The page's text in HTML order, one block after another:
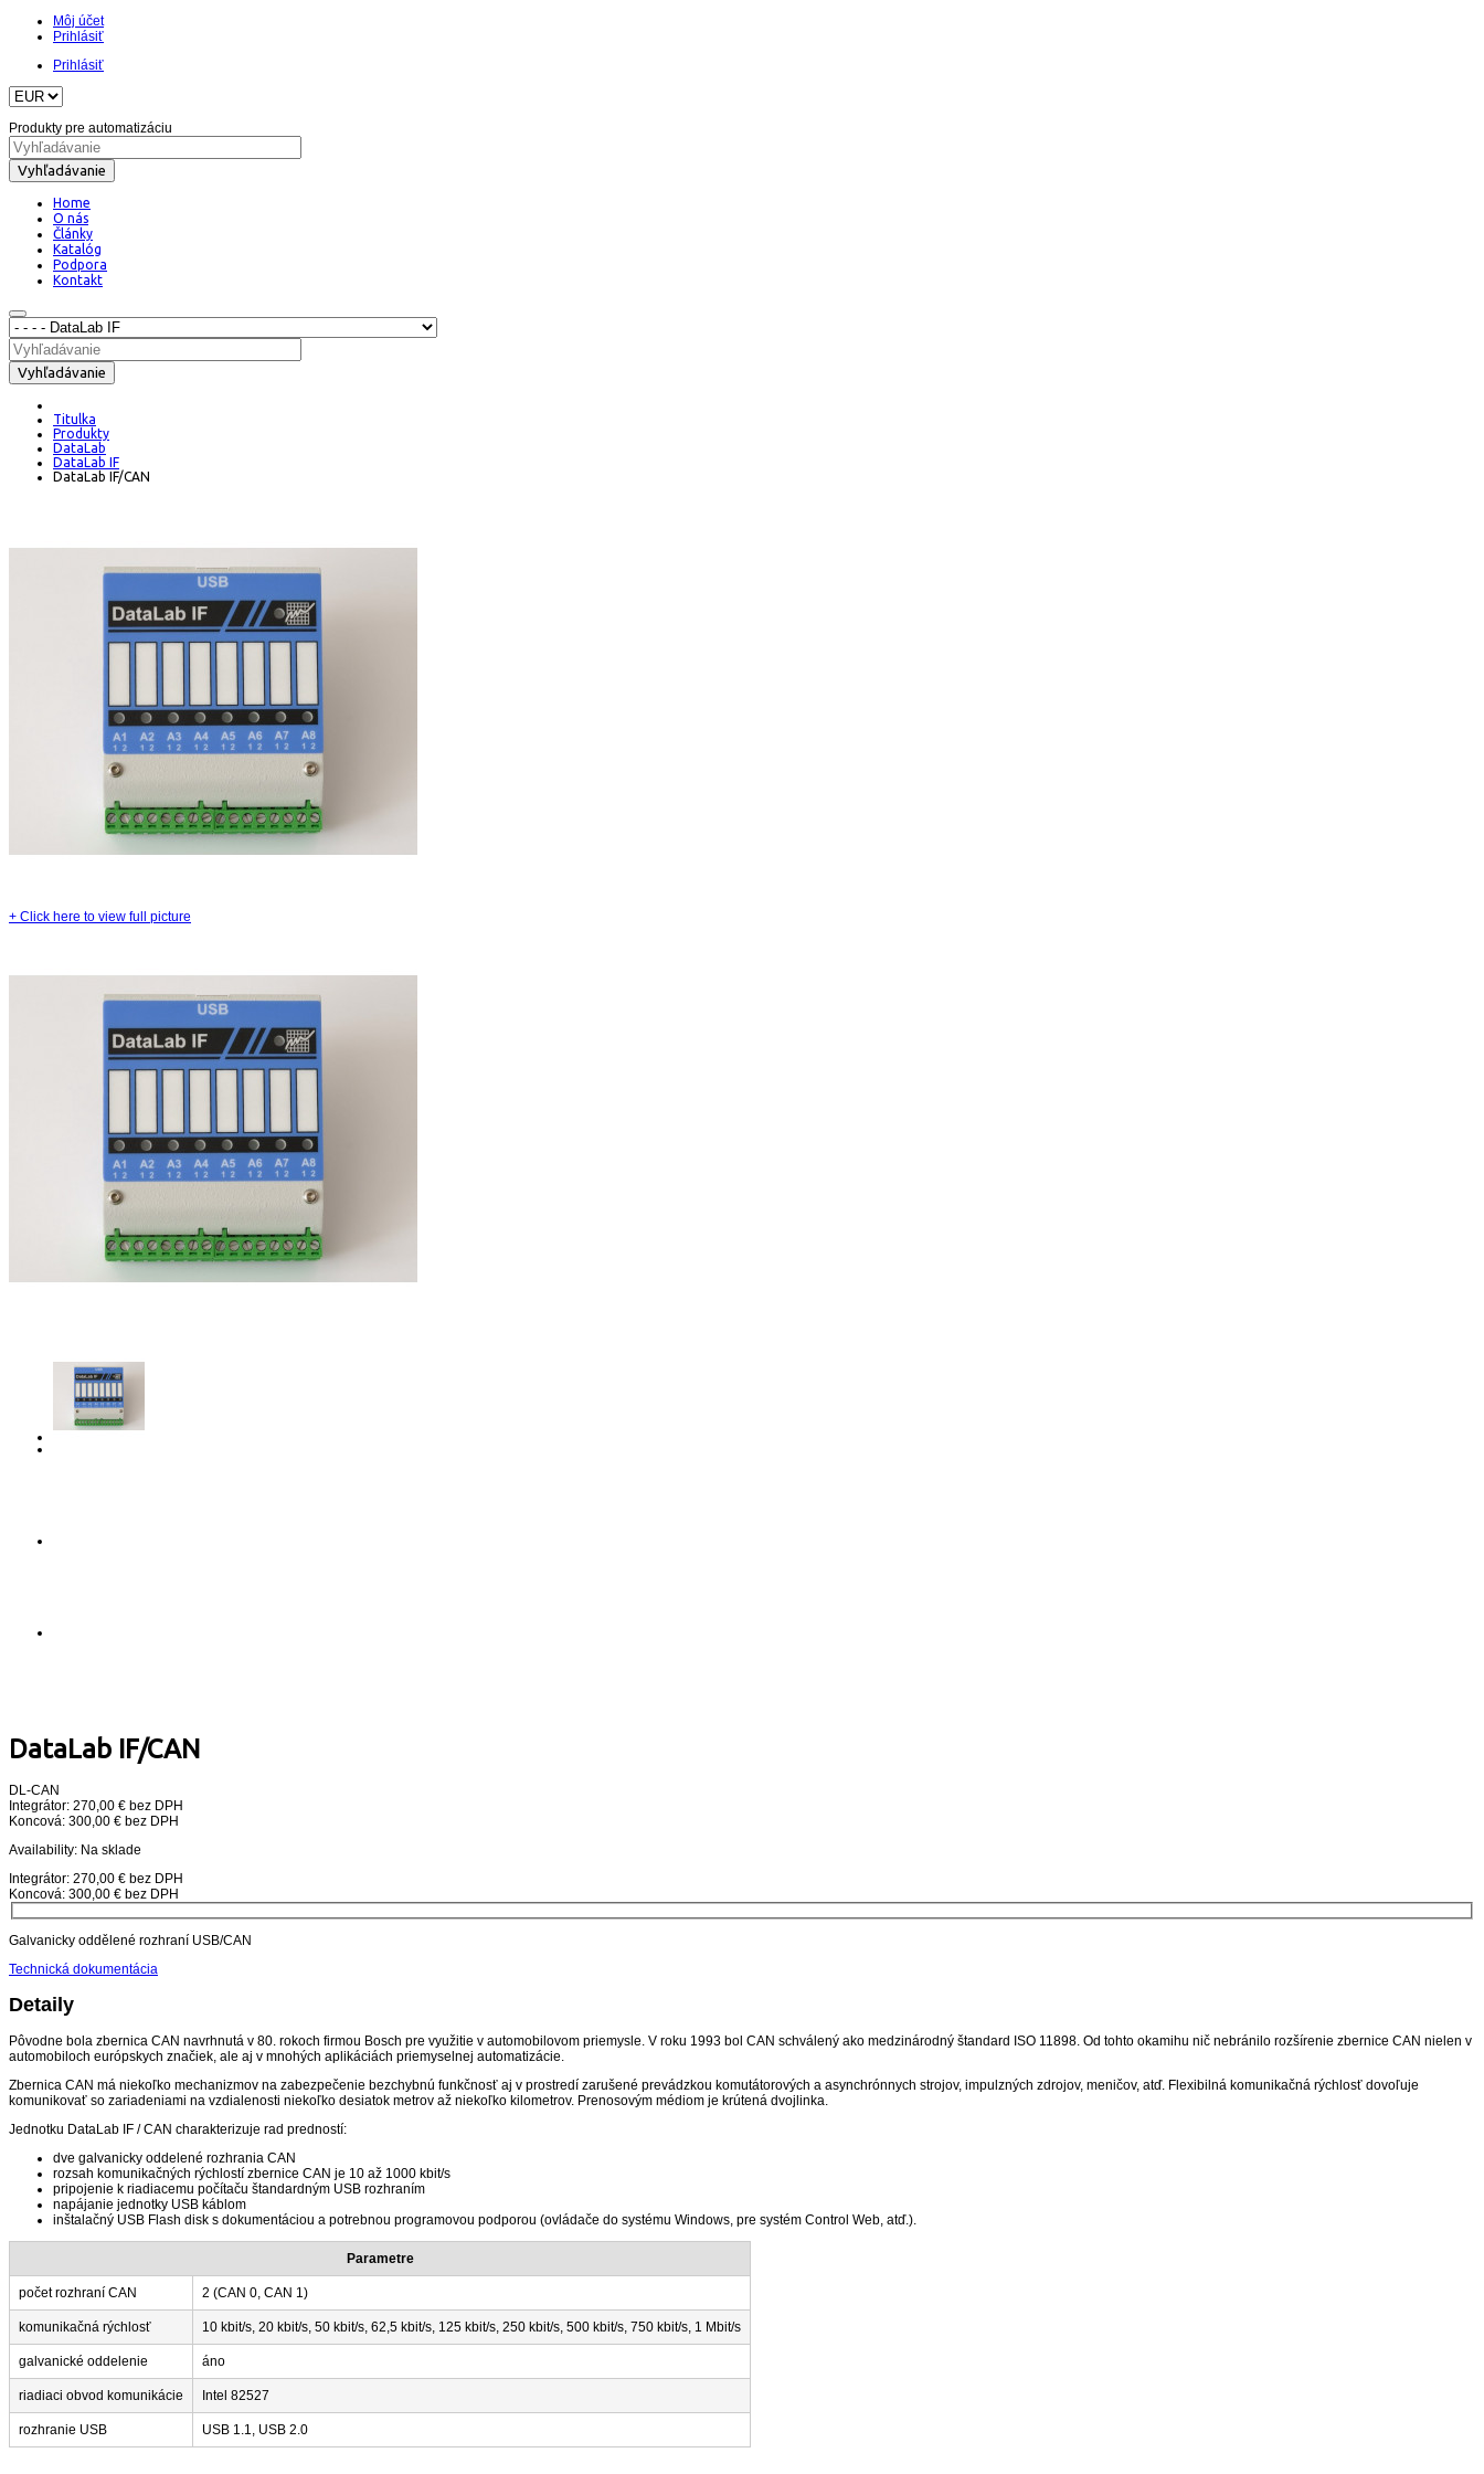
Môj účet
Prihlásiť
Prihlásiť
Produkty pre automatizáciu
Vyhľadávanie
Home
O nás
Články
Katalóg
Podpora
Kontakt
Vyhľadávanie
Titulka
Produkty
DataLab
DataLab IF
DataLab IF/CAN
+ Click here to view full picture
DataLab IF/CAN
DL-CAN
Integrátor: 270,00 € bez DPH
Koncová: 300,00 € bez DPH
Availability: Na sklade
Integrátor: 270,00 € bez DPH
Koncová: 300,00 € bez DPH
Galvanicky oddělené rozhraní USB/CAN
Technická dokumentácia
Detaily
Pôvodne bola zbernica CAN navrhnutá v 80. rokoch firmou Bosch pre využitie v automobilovom priemysle. V roku 1993 bol CAN schválený ako medzinárodný štandard ISO 11898. Od tohto okamihu nič nebránilo rozšírenie zbernice CAN nielen v
automobiloch európskych značiek, ale aj v mnohých aplikáciách priemyselnej automatizácie.
Zbernica CAN má niekoľko mechanizmov na zabezpečenie bezchybnú funkčnosť aj v prostredí zarušené prevádzkou komutátorových a asynchrónnych strojov, impulzných zdrojov, meničov, atď. Flexibilná komunikačná rýchlosť dovoľuje
komunikovať so zariadeniami na vzdialenosti niekoľko desiatok metrov až niekoľko kilometrov. Prenosovým médiom je krútená dvojlinka.
Jednotku DataLab IF / CAN charakterizuje rad predností:
dve galvanicky oddelené rozhrania CAN
rozsah komunikačných rýchlostí zbernice CAN je 10 až 1000 kbit/s
pripojenie k riadiacemu počítaču štandardným USB rozhraním
napájanie jednotky USB káblom
inštalačný USB Flash disk s dokumentáciou a potrebnou programovou podporou (ovládače do systému Windows, pre systém Control Web, atď.).
Parametre
počet rozhraní CAN 2 (CAN 0, CAN 1)
komunikačná rýchlosť 10 kbit/s, 20 kbit/s, 50 kbit/s, 62,5 kbit/s, 125 kbit/s, 250 kbit/s, 500 kbit/s, 750 kbit/s, 1 Mbit/s
galvanické oddelenie áno
riadiaci obvod komunikácie Intel 82527
rozhranie USB USB 1.1, USB 2.0